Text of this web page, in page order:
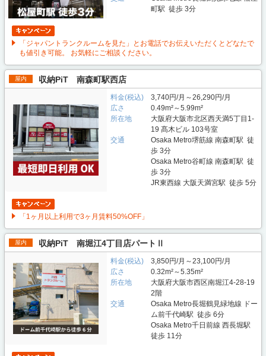
町駅 徒歩 3分
「ジャパントランクルームを見た」とお電話でお伝えいただくとどなたで
も値引き可能。 お気軽にご相談ください。
屋内 収納PiT 南森町駅西店
料金(税込)
3,740円/月～26,290円/月
広さ
0.49m²～5.99m²
所在地
大阪府大阪市北区西天満5丁目1-
19 髙木ビル 103号室
交通
Osaka Metro堺筋線 南森町駅 徒
歩 3分
Osaka Metro谷町線 南森町駅 徒
歩 3分
JR東西線 大阪天満宮駅 徒歩 5分
「1ヶ月以上利用で3ヶ月賃料50%OFF」
屋内 収納PiT 南堀江4丁目店パートⅡ
料金(税込)
3,850円/月～23,100円/月
広さ
0.32m²～5.35m²
所在地
大阪府大阪市西区南堀江4-28-19
2階
交通
Osaka Metro長堀鶴見緑地線 ドー
ム前千代崎駅 徒歩 6分
Osaka Metro千日前線 西長堀駅
徒歩 11分